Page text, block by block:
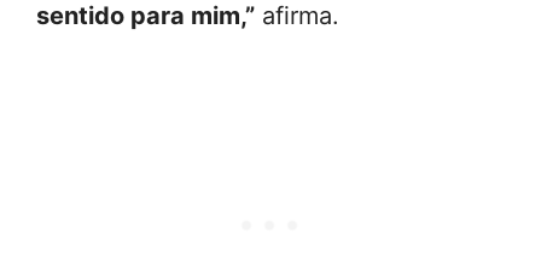
sentido para mim,” afirma.